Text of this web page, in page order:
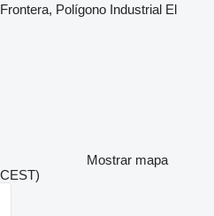
Polígono Industrial El
Mostrar mapa